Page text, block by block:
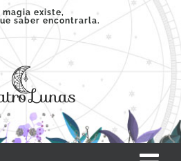
magia existe,
saber encontrarla.